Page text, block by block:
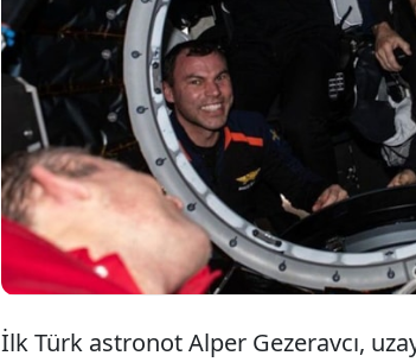
İlk Türk astronot Alper
çekildiği fotoğrafı
paylaşımına
süre sonra yüzümüzdeki
kameralarına bu şekilde
İlk Türk astronot Alper Gezeravcı,